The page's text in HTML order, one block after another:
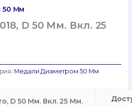
50 Мм
D 50 Мм. Вкл. 25
Медали Диаметром 50 Мм
D 50 Мм. Вкл. 25 Мм.